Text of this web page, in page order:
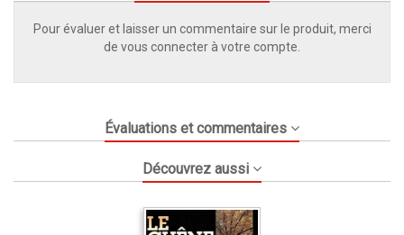
Pour évaluer et laisser un commentaire sur le produit, merci
de vous connecter à votre compte.
Évaluations et commentaires
Découvrez aussi